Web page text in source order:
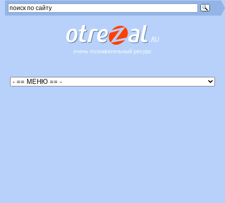
очень познавательный ресурс